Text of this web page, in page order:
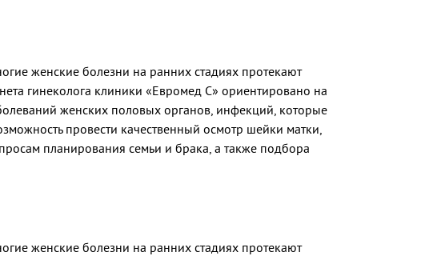
женские болезни на ранних стадиях протекают
гинеколога клиники «Евромед С» ориентировано на
женских половых органов, инфекций, которые
провести качественный осмотр шейки матки,
планирования семьи и брака, а также подбора
женские болезни на ранних стадиях протекают